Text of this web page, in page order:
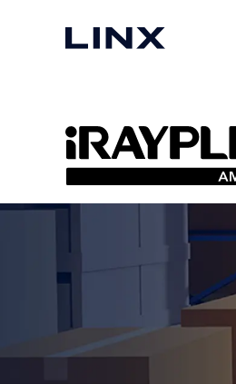
画像処理ソフトウェア
HALCON
MERLIC
産業用デジタルカメラ